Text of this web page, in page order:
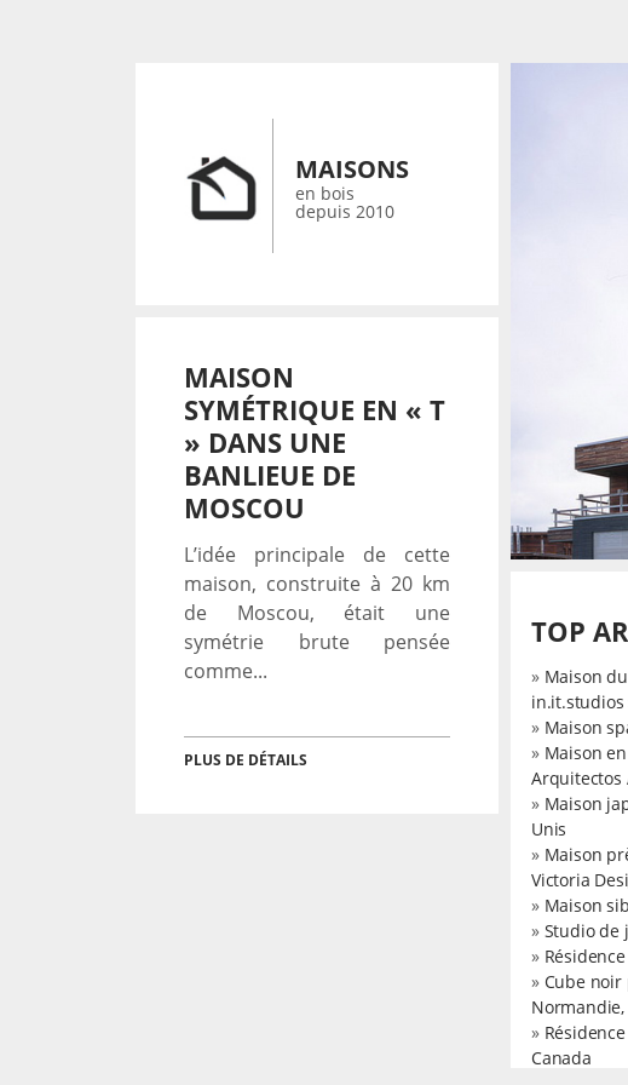
MAISONS
en bois
depuis 2010
MAISON
SYMÉTRIQUE EN « T
» DANS UNE
BANLIEUE DE
MOSCOU
L’idée principale de cette
maison, construite à 20 km
de Moscou, était une
symétrie brute pensée
comme...
PLUS DE DÉTAILS
TOP
» Maison
in.it.studios
» Maison
» Maison
Arquitectos
» Maison
Unis
» Maison
Victoria
» Maison
» Studio de
»
» Cube noir
Normandie,
»
Canada